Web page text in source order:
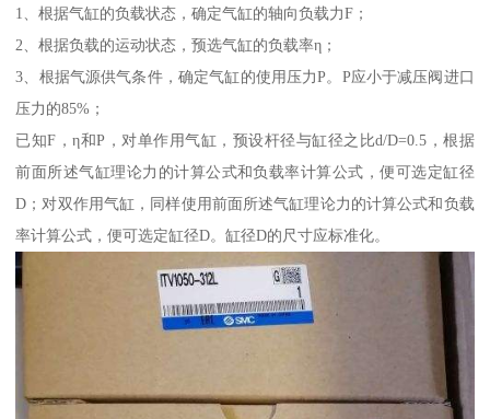
1、根据气缸的负载状态，确定气缸的轴向负载力F；
2、根据负载的运动状态，预选气缸的负载率η；
3、根据气源供气条件，确定气缸的使用压力P。P应小于减压阀进口
压力的85%；
已知F，η和P，对单作用气缸，预设杆径与缸径之比d/D=0.5，根据
前面所述气缸理论力的计算公式和负载率计算公式，便可选定缸径
D；对双作用气缸，同样使用前面所述气缸理论力的计算公式和负载
率计算公式，便可选定缸径D。缸径D的尺寸应标准化。